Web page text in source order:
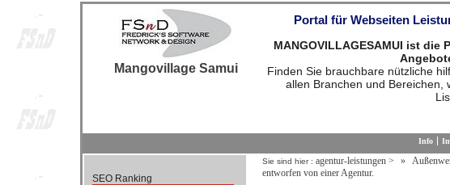
Mangovillage Samui
Portal für Webseiten
MANGOVILLAGESAMUI ist
Finden Sie brauchbare nützliche
allen Branchen und Bereichen,
Info
SEO Ranking
Sie sind hier : agentur-leistungen >
entworfen von einer Agentur.